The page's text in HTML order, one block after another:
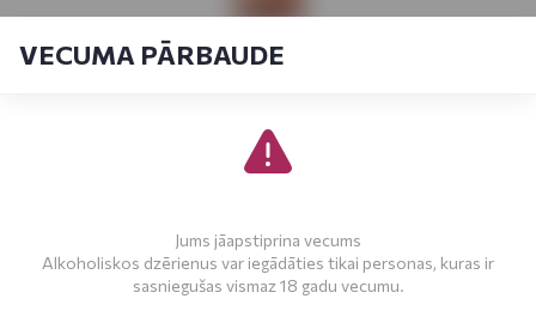
VECUMA PĀRBAUDE
Jums jāapstiprina vecums
Alkoholiskos dzērienus var iegādāties tikai personas, kuras ir
sasniegušas vismaz 18 gadu vecumu.